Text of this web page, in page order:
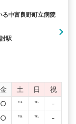
名から探す
中富良野町立病院
駅
金 土 日
祝
○ ℡ ℡
-
○ ℡ ℡ -